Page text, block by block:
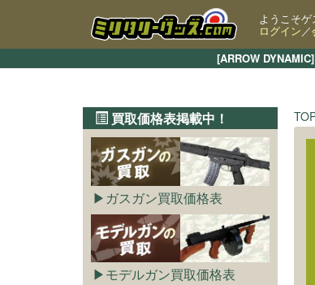
[ARROW
ようこそゲ
ログイン／
買取価格表掲載中！
ガスガン買取価格表
モデルガン買取価格表